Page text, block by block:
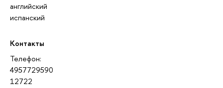
английский
испанский
Контакты
Телефон:
4957729590
12722